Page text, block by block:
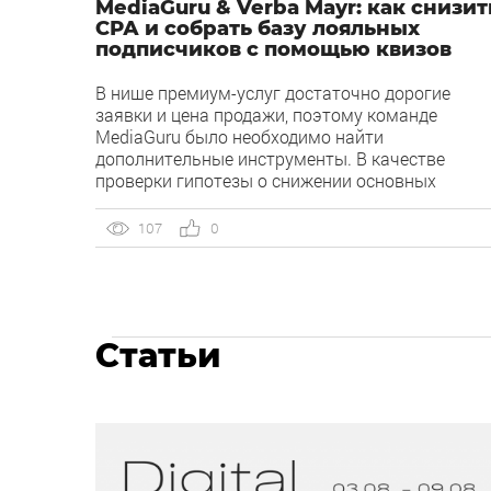
MediaGuru & Verba Mayr: как
СРА и собрать базу лояльных
подписчиков с помощью квизов
В нише премиум-услуг достаточно дорогие
заявки и цена продажи, поэтому команде
MediaGuru было необходимо найти
дополнительные инструменты. В качестве
проверки гипотезы о снижении основных
взаимодействие с потенциальным клиентом.
Основная идея в том, чтобы познакомить
[…]
107 0
Статьи